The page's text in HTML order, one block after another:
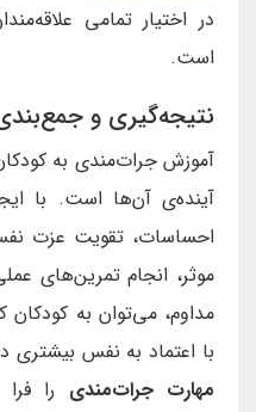
در اختیار تمامی
است.
نتیجه‌گیری و
آموزش جرات‌مندی به
آینده‌ی آن‌ها است. با
احساسات، تقویت عزت
موثر، انجام تمرین‌های
مداوم، می‌توان به
با اعتماد به نفس بیشتری
مهارت جرات‌مندی را